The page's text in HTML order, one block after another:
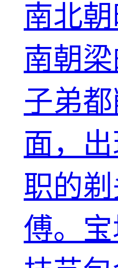
南北朝
南朝
子弟都
面，
职的
傅。